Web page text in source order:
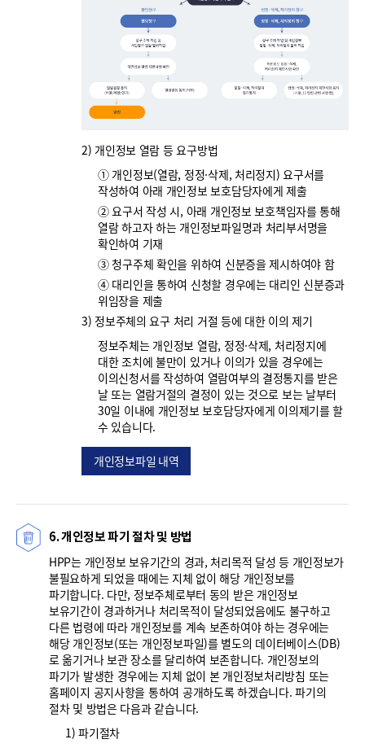
2) 개인정보 열람 등 요구방법
① 개인정보(열람, 정정·삭제, 처리정지) 요구서를
작성하여 아래 개인정보 보호담당자에게 제출
② 요구서 작성 시, 아래 개인정보 보호책임자를 통해
열람 하고자 하는 개인정보파일명과 처리부서명을
확인하여 기재
③ 청구주체 확인을 위하여 신분증을 제시하여야 함
④ 대리인을 통하여 신청할 경우에는 대리인 신분증과
위임장을 제출
3) 정보주체의 요구 처리 거절 등에 대한 이의 제기
정보주체는 개인정보 열람, 정정·삭제, 처리정지에
대한 조치에 불만이 있거나 이의가 있을 경우에는
이의신청서를 작성하여 열람여부의 결정통지를 받은
날 또는 열람거절의 결정이 있는 것으로 보는 날부터
30일 이내에 개인정보 보호담당자에게 이의제기를 할
수 있습니다.
개인정보파일 내역
6. 개인정보 파기 절차 및 방법
HPP는 개인정보 보유기간의 경과, 처리목적 달성 등 개인정보가
불필요하게 되었을 때에는 지체 없이 해당 개인정보를
파기합니다. 다만, 정보주체로부터 동의 받은 개인정보
보유기간이 경과하거나 처리목적이 달성되었음에도 불구하고
다른 법령에 따라 개인정보를 계속 보존하여야 하는 경우에는
해당 개인정보(또는 개인정보파일)를 별도의 데이터베이스(DB)
로 옮기거나 보관 장소를 달리하여 보존합니다. 개인정보의
파기가 발생한 경우에는 지체 없이 본 개인정보처리방침 또는
홈페이지 공지사항을 통하여 공개하도록 하겠습니다. 파기의
절차 및 방법은 다음과 같습니다.
1) 파기절차